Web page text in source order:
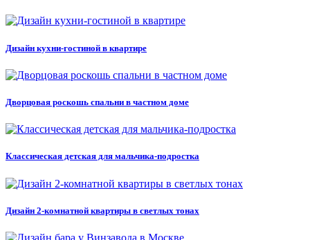
Дизайн кухни-гостиной в квартире
Дворцовая роскошь спальни в частном доме
Классическая детская для мальчика-подростка
Дизайн 2-комнатной квартиры в светлых тонах